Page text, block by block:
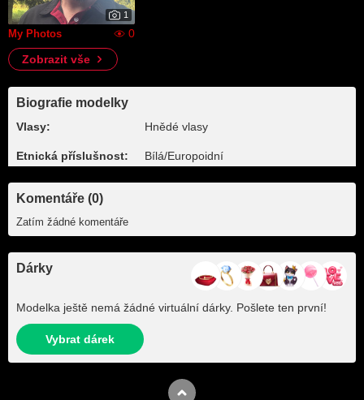
1
My Photos
0
Zobrazit vše
Biografie modelky
Vlasy: Hnědé vlasy
Etnická příslušnost: Bílá/Europoidní
Komentáře (0)
Zatím žádné komentáře
Dárky
Modelka ještě nemá žádné virtuální dárky. Pošlete ten první!
Vybrat dárek